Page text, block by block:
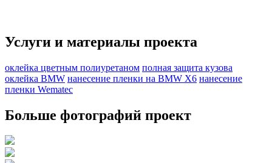
Услуги и материалы проекта
оклейка цветным полиуретаном полная защита кузова
оклейка BMW нанесение пленки на BMW X6 нанесение
пленки Wematec
Больше фотографий проект